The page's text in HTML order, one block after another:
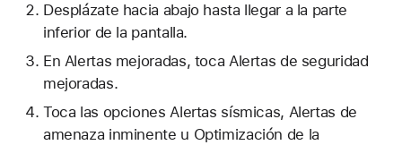
Desplázate hacia abajo hasta llegar a la parte
inferior de la pantalla.
En Alertas mejoradas, toca Alertas de seguridad
mejoradas.
Toca las opciones Alertas sísmicas, Alertas de
amenaza inminente u Optimización de la